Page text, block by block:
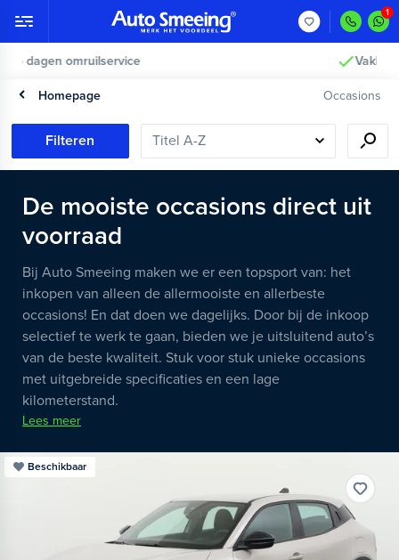
Vakkundig gecontroleerd >
Homepage Occasions
Filteren
De mooiste occasions direct uit
voorraad
Bij Auto Smeeing maken we er een topsport van: het
inkopen van alleen de allermooiste en allerbeste
occasions! En dat doen we dagelijks. Door bij de inkoop
selectief te werk te gaan, bieden we je uitsluitend auto’s
van de beste kwaliteit. Stuk voor stuk unieke occasions
met uitgebreide specificaties en een lage
kilometerstand.
Lees meer
Beschikbaar